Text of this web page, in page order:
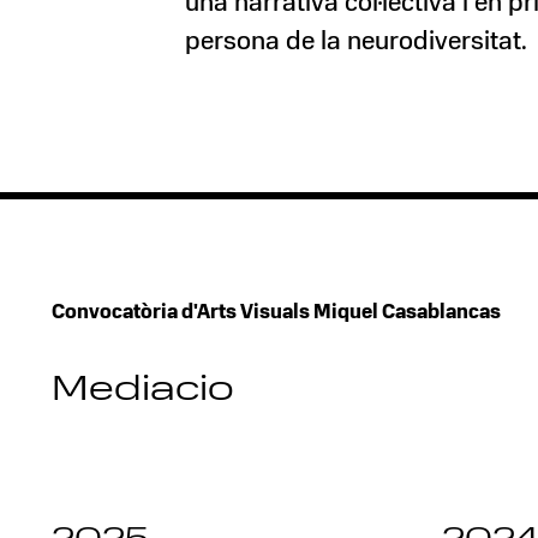
persona de la neurodiversitat.
Convocatòria d'Arts Visuals Miquel Casablancas
Mediacio